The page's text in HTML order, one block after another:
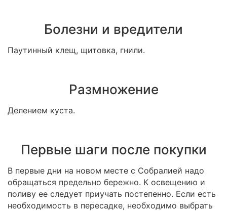
Болезни и вредители
Паутинный клещ, щитовка, гнили.
Размножение
Делением куста.
Первые шаги после покупки
В первые дни на новом месте с Собралией надо
обращаться предельно бережно. К освещению и
поливу ее следует приучать постепенно. Если есть
необходимость в пересадке, необходимо выбрать